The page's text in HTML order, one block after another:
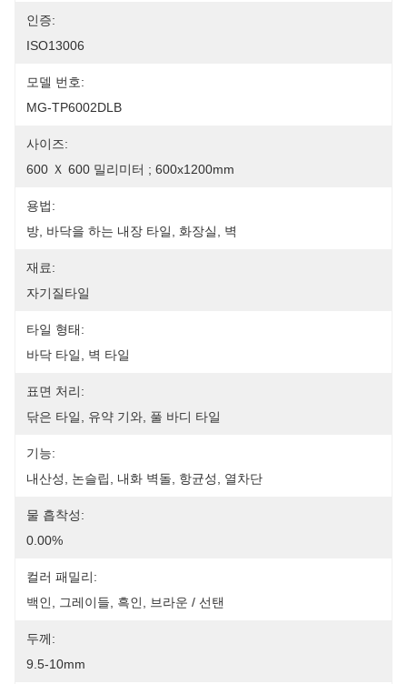
인증:
ISO13006
모델 번호:
MG-TP6002DLB
사이즈:
600 Ｘ 600 밀리미터 ; 600x1200mm
용법:
방, 바닥을 하는 내장 타일, 화장실, 벽
재료:
자기질타일
타일 형태:
바닥 타일, 벽 타일
표면 처리:
닦은 타일, 유약 기와, 풀 바디 타일
기능:
내산성, 논슬립, 내화 벽돌, 항균성, 열차단
물 흡착성:
0.00%
컬러 패밀리:
백인, 그레이들, 흑인, 브라운 / 선탠
두께:
9.5-10mm